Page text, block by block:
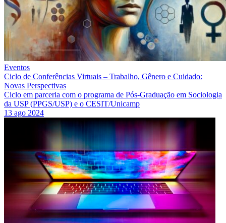
Eventos
Ciclo de Conferências Virtuais – Trabalho, Gênero e Cuidado:
Novas Perspectivas
Ciclo em parceria com o programa de Pós-Graduação em Sociologia
da USP (PPGS/USP) e o CESIT/Unicamp
13 ago 2024